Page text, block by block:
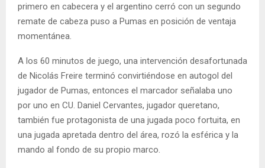
primero en cabecera y el argentino cerró con un segundo
remate de cabeza puso a Pumas en posición de ventaja
momentánea.
A los 60 minutos de juego, una intervención desafortunada
de Nicolás Freire terminó convirtiéndose en autogol del
jugador de Pumas, entonces el marcador señalaba uno
por uno en CU. Daniel Cervantes, jugador queretano,
también fue protagonista de una jugada poco fortuita, en
una jugada apretada dentro del área, rozó la esférica y la
mando al fondo de su propio marco.